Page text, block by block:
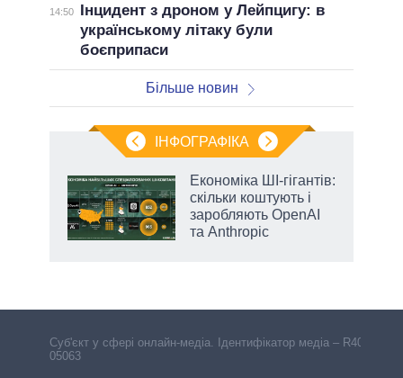
14:50
Інцидент з дроном у Лейпцигу: в
українському літаку були
боєприпаси
Більше новин
ІНФОГРАФІКА
Економіка ШІ-гігантів:
скільки коштують і
заробляють OpenAI
та Anthropic
Cуб'єкт у сфері онлайн-медіа. Ідентифікатор медіа – R40-
05063